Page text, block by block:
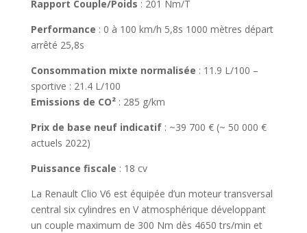
Rapport Couple/Poids : 201 Nm/T
Performance : 0 à 100 km/h 5,8s 1000 mètres départ
arrêté 25,8s
Consommation mixte normalisée : 11.9 L/100 –
sportive : 21.4 L/100
Emissions de CO²: 285 g/km
Prix de base neuf indicatif: ~39 700 € (~ 50 000 €
actuels 2022)
Puissance fiscale : 18 cv
La Renault Clio V6 est équipée d’un moteur transversal
central six cylindres en V atmosphérique développant
un couple maximum de 300 Nm dès 4650 trs/min et